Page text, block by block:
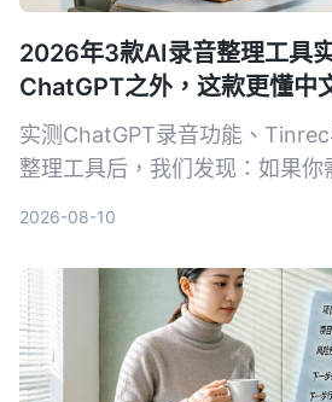
2026年3款AI录音整理工具
ChatGPT之外，这款更懂中
实测ChatGPT录音功能、
整理工具后，我们发现：如果你
2026-08-10